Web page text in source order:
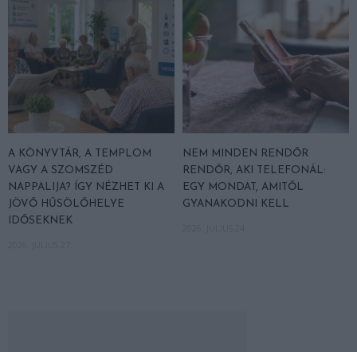
A KÖNYVTÁR, A TEMPLOM
VAGY A SZOMSZÉD
NAPPALIJA? ÍGY NÉZHET KI A
JÖVŐ HŰSÖLŐHELYE
IDŐSEKNEK
NEM MINDEN RENDŐR
RENDŐR, AKI TELEFONÁL:
EGY MONDAT, AMITŐL
GYANAKODNI KELL